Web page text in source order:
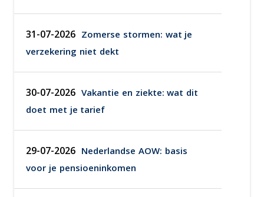
31-07-2026 Zomerse stormen: wat je
verzekering niet dekt
30-07-2026 Vakantie en ziekte: wat dit
doet met je tarief
29-07-2026 Nederlandse AOW: basis
voor je pensioeninkomen